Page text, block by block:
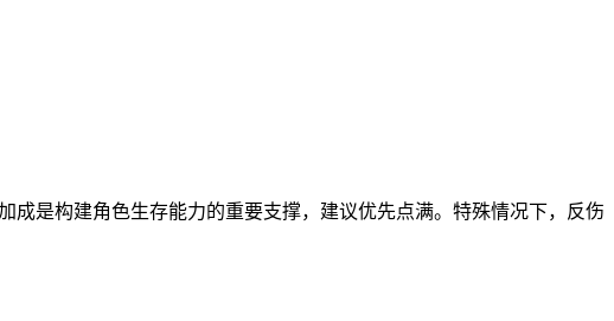
是构建角色生存能力的重要支撑，建议优先点满。特殊情况下，反伤